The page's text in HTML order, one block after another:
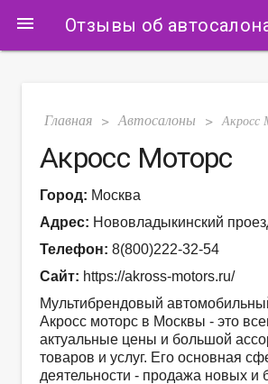
menu Отзывы об
Главная > Автосалоны > Акросс
Акросс Моторс
Город: Москва
Адрес: Нововладыкинский
Телефон: 8(800)222-32-54
Сайт: https://akross-motors.ru/
Мультибрендовый
Акросс моторс в Москвы - это
актуальные цены и большой
товаров и услуг. Его основная
деятельности - продажа новых и